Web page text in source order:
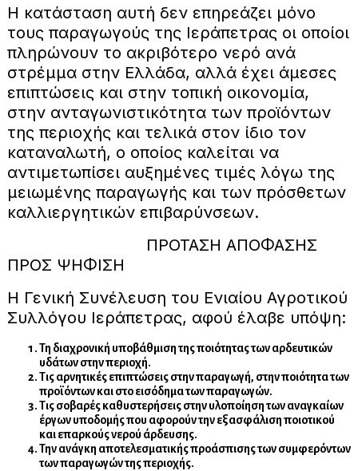
Η κατάσταση αυτή δεν επηρεάζει μόνο
τους παραγωγούς της Ιεράπετρας οι οποίοι
πληρώνουν το ακριβότερο νερό ανά
στρέμμα στην Ελλάδα, αλλά έχει άμεσες
επιπτώσεις και στην τοπική οικονομία,
στην ανταγωνιστικότητα των προϊόντων
της περιοχής και τελικά στον ίδιο τον
καταναλωτή, ο οποίος καλείται να
αντιμετωπίσει αυξημένες τιμές λόγω της
μειωμένης παραγωγής και των πρόσθετων
καλλιεργητικών επιβαρύνσεων.
ΠΡΟΤΑΣΗ ΑΠΟΦΑΣΗΣ
ΠΡΟΣ ΨΗΦΙΣΗ
Η Γενική Συνέλευση του Ενιαίου Αγροτικού
Συλλόγου Ιεράπετρας, αφού έλαβε υπόψη:
Τη διαχρονική υποβάθμιση της ποιότητας των αρδευτικών
υδάτων στην περιοχή.
Τις αρνητικές επιπτώσεις στην παραγωγή, στην ποιότητα των
προϊόντων και στο εισόδημα των παραγωγών.
Τις σοβαρές καθυστερήσεις στην υλοποίηση των αναγκαίων
έργων υποδομής που αφορούν την εξασφάλιση ποιοτικού
και επαρκούς νερού άρδευσης.
Την ανάγκη αποτελεσματικής προάσπισης των συμφερόντων
των παραγωγών της περιοχής.